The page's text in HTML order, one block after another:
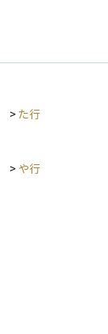
> た行
> や行